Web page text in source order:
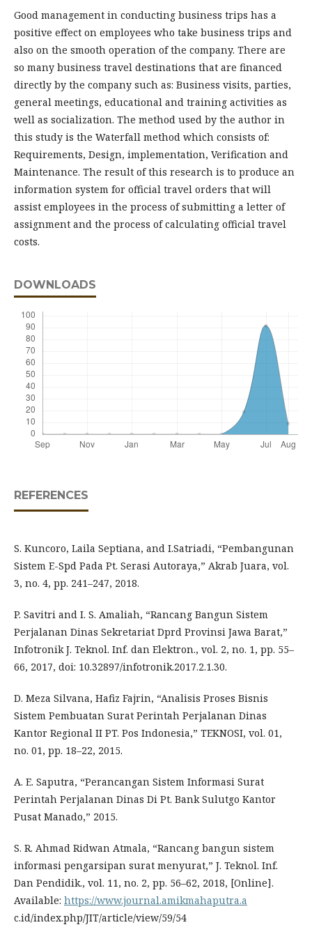
Good management in conducting business trips has a
positive effect on employees who take business trips and
also on the smooth operation of the company. There are
so many business travel destinations that are financed
directly by the company such as: Business visits, parties,
general meetings, educational and training activities as
well as socialization. The method used by the author in
this study is the Waterfall method which consists of:
Requirements, Design, implementation, Verification and
Maintenance. The result of this research is to produce an
information system for official travel orders that will
assist employees in the process of submitting a letter of
assignment and the process of calculating official travel
costs.
DOWNLOADS
REFERENCES
S. Kuncoro, Laila Septiana, and I.Satriadi, “Pembangunan
Sistem E-Spd Pada Pt. Serasi Autoraya,” Akrab Juara, vol.
3, no. 4, pp. 241–247, 2018.
P. Savitri and I. S. Amaliah, “Rancang Bangun Sistem
Perjalanan Dinas Sekretariat Dprd Provinsi Jawa Barat,”
Infotronik J. Teknol. Inf. dan Elektron., vol. 2, no. 1, pp. 55–
66, 2017, doi: 10.32897/infotronik.2017.2.1.30.
D. Meza Silvana, Hafiz Fajrin, “Analisis Proses Bisnis
Sistem Pembuatan Surat Perintah Perjalanan Dinas
Kantor Regional II PT. Pos Indonesia,” TEKNOSI, vol. 01,
no. 01, pp. 18–22, 2015.
A. E. Saputra, “Perancangan Sistem Informasi Surat
Perintah Perjalanan Dinas Di Pt. Bank Sulutgo Kantor
Pusat Manado,” 2015.
S. R. Ahmad Ridwan Atmala, “Rancang bangun sistem
informasi pengarsipan surat menyurat,” J. Teknol. Inf.
Dan Pendidik., vol. 11, no. 2, pp. 56–62, 2018, [Online].
Available: https://www.journal.amikmahaputra.a
c.id/index.php/JIT/article/view/59/54